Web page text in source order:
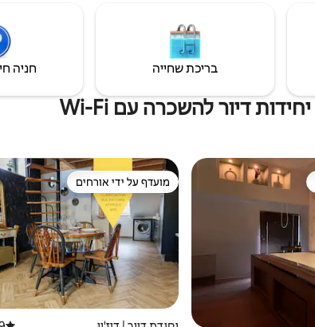
בריכת שחייה חניה
יחידות דיור להשכרה עם Wi-Fi
מועדף על ידי אורחים
מועדף על ידי אורחים